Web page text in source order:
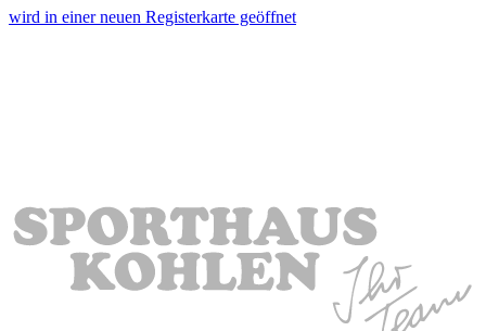
wird in einer neuen Registerkarte geöffnet